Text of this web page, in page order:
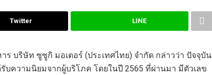
Twitter LINE
บริษัท ซูซูกิ มอเตอร์ (ประเทศไทย) จำกัด กล่าวว่า ปัจจุบัน
บความนิยมจากผู้บริโภค โดยในปี 2565 ที่ผ่านมา มีตัวเลข